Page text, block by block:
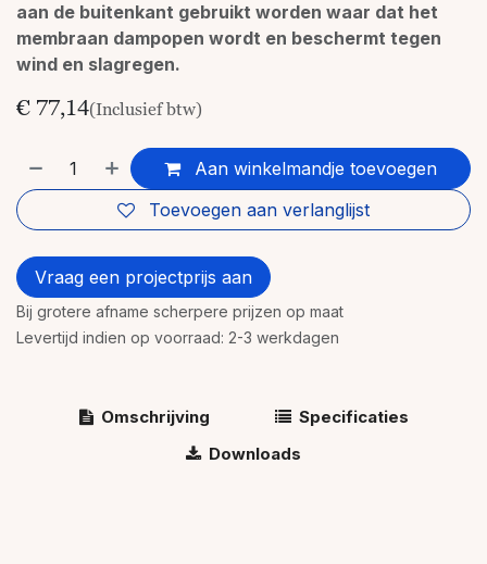
aan de buitenkant gebruikt worden waar dat het
membraan dampopen wordt en beschermt tegen
wind en slagregen.
€ 77,14(Inclusief btw)
Aan winkelmandje toevoegen
Toevoegen aan verlanglijst
Vraag een projectprijs aan
Bij grotere afname scherpere prijzen op maat
Levertijd indien op voorraad: 2-3 werkdagen
Omschrijving
Specificaties
Downloads